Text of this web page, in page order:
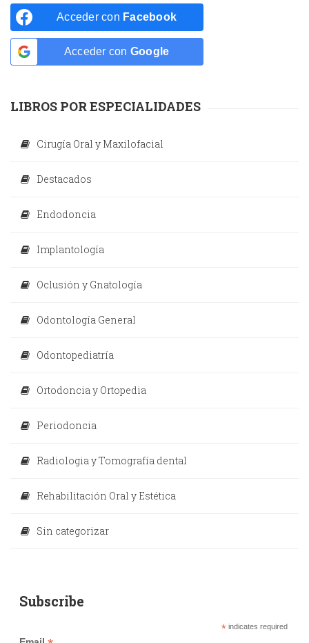
Acceder con Facebook
Acceder con Google
LIBROS POR ESPECIALIDADES
Cirugía Oral y Maxilofacial
Destacados
Endodoncia
Implantología
Oclusión y Gnatología
Odontología General
Odontopediatría
Ortodoncia y Ortopedia
Periodoncia
Radiologia y Tomografía dental
Rehabilitación Oral y Estética
Sin categorizar
Subscribe
*indicates required